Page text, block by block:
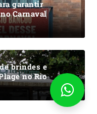
garantir
Carnaval
brindes e
no Rio